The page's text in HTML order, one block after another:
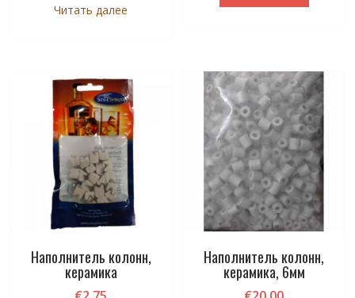
Читать далее
Наполнитель колонн,
керамика
Наполнитель колонн,
керамика, 6мм